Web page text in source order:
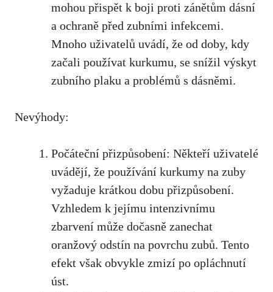
mohou ​přispět k‍ boji proti zánětům dásní
a ochraně před ​zubními infekcemi.
Mnoho ‍uživatelů uvádí, že od doby, kdy
začali používat kurkumu, se ⁢snížil výskyt
‍zubního plaku a problémů s dásněmi.
Nevýhody:
Počáteční přizpůsobení: Někteří uživatelé
⁤uvádějí, že používání kurkumy na zuby
vyžaduje krátkou dobu přizpůsobení.
Vzhledem k⁤ jejímu intenzivnímu
zbarvení může dočasně ⁣zanechat
oranžový odstín na povrchu zubů. Tento
efekt však⁤ obvykle zmizí po⁣ opláchnutí
úst.